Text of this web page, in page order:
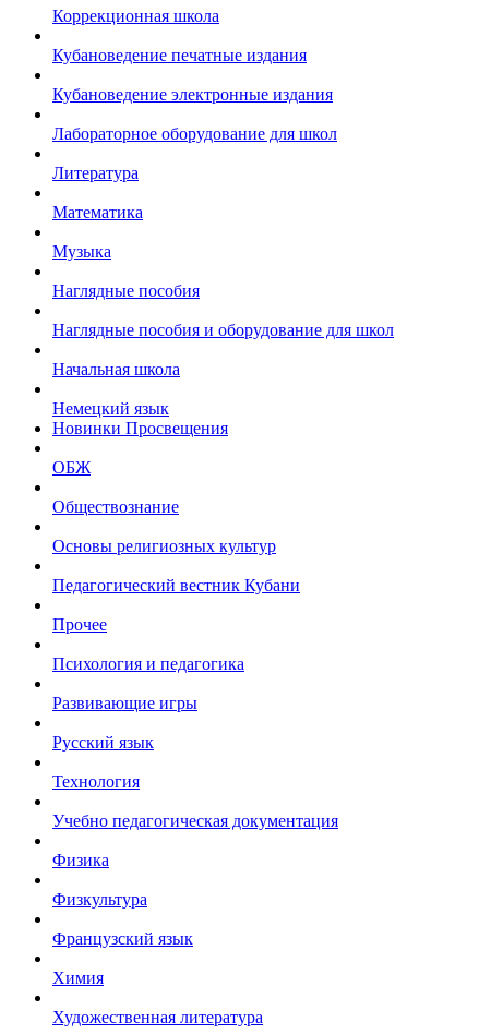
Коррекционная школа
Кубановедение печатные издания
Кубановедение электронные издания
Лабораторное оборудование для школ
Литература
Математика
Музыка
Наглядные пособия
Наглядные пособия и оборудование для школ
Начальная школа
Немецкий язык
Новинки Просвещения
ОБЖ
Обществознание
Основы религиозных культур
Педагогический вестник Кубани
Прочее
Психология и педагогика
Развивающие игры
Русский язык
Технология
Учебно педагогическая документация
Физика
Физкультура
Французский язык
Химия
Художественная литература